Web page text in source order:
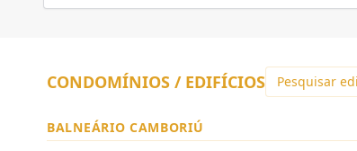
CONDOMÍNIOS / EDIFÍCIOS
BALNEÁRIO CAMBORIÚ